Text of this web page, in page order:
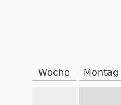
Woche Montag